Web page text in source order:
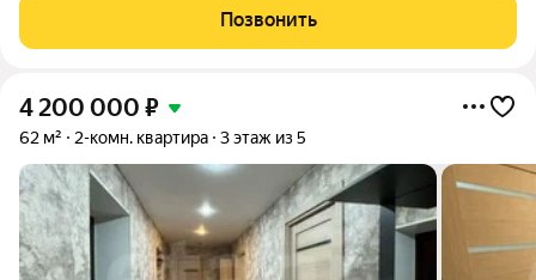
Альметьевска, на улице Ленина. Дом капитальный, возведён
из чупаевского камня. Закрытый
Позвонить
4 200 000 ₽
62 м² 2-комн. квартира 3 этаж из 5